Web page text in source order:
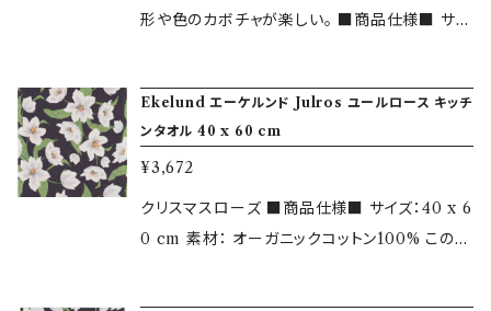
ます。 各種カタログはこちらよりご覧いただけま
1695年創業のエーケルンドは、スウェーデン老
舗のテキスタイルブランドです。 伝統的な技術を
もとに、革新的かつ自由な発想で製品を開発し
続けています。 エーケルンド製品はすべてオー
ガニック（無農薬栽培による）の素材を原料にし
形や色のカボチャが楽しい。 ■商品仕様■ サイ
をスウェーデンの工場からのお取り寄せも行って
おります。 各種カタログはこちらよりご覧いただ
けます。 https://www.mizuiro-butik.jp/blo
g/2018/09/01/144743 ＜エーケルンドについ
て＞ 1695年創業のエーケルンドは、スウェーデ
Ekelund エーケルンド Julros ユールロース キッチ
ンタオル 40 x 60 cm
¥3,672
クリスマスローズ ■商品仕様■ サイズ：40 x 6
0 cm 素材： オーガニックコットン100% この